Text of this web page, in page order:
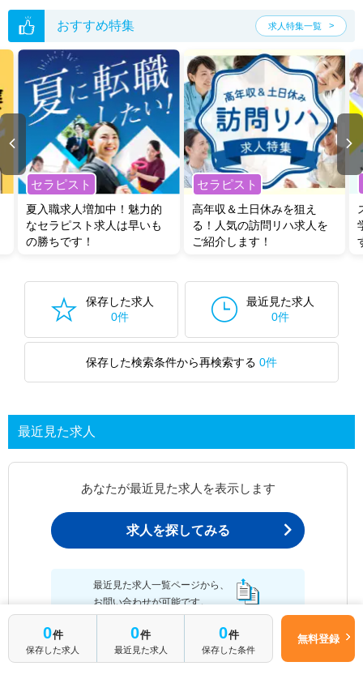
い。
おすすめ特集 求人特集一覧
セラピスト
夏入職求人増加中！魅力的
なセラピスト求人は早いも
の勝ちです！
セラピスト
高年収＆土日休みを狙え
る！人気の訪問リハ求人を
ご紹介します！
保存した求人
0件
最近見た求人
0件
保存した検索条件から再検索する 0件
最近見た求人
あなたが最近見た求人を表示します
求人を探してみる
最近見た求人一覧ページから、
お問い合わせが可能です。
0件
保存した求人
0件
最近見た求人
0件
保存した条件
無料登録